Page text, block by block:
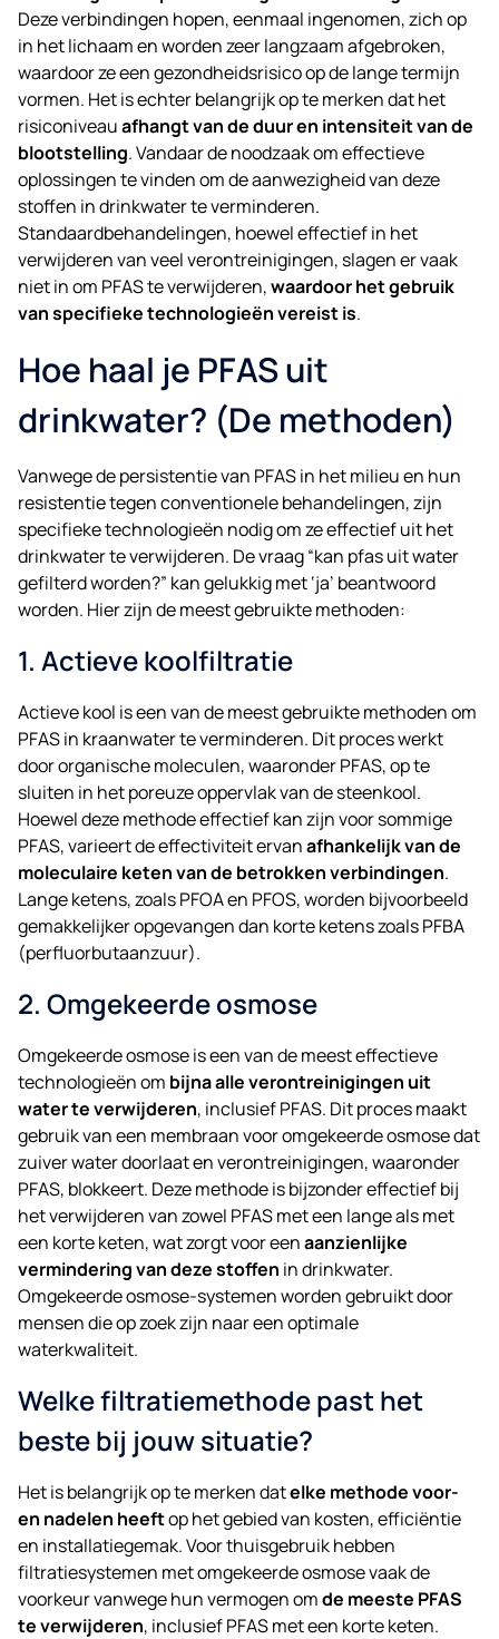
Deze verbindingen hopen, eenmaal ingenomen, zich op
in het lichaam en worden zeer langzaam afgebroken,
waardoor ze een gezondheidsrisico op de lange termijn
vormen. Het is echter belangrijk op te merken dat het
risiconiveauafhangt van de duur en intensiteit van de
blootstelling. Vandaar de noodzaak om effectieve
oplossingen te vinden om de aanwezigheid van deze
stoffen in drinkwater te verminderen.
Standaardbehandelingen, hoewel effectief in het
verwijderen van veel verontreinigingen, slagen er vaak
niet in om PFAS te verwijderen,waardoor het gebruik
van specifieke technologieën vereist is.
Hoe haal je PFAS uit
drinkwater? (De methoden)
Vanwege de persistentie van PFAS in het milieu en hun
resistentie tegen conventionele behandelingen, zijn
specifieke technologieën nodig om ze effectief uit het
drinkwater te verwijderen. De vraag “kan pfas uit water
gefilterd worden?” kan gelukkig met ‘ja’ beantwoord
worden. Hier zijn de meest gebruikte methoden:
1. Actieve koolfiltratie
Actieve kool is een van de meest gebruikte methoden om
PFAS in kraanwater te verminderen. Dit proces werkt
door organische moleculen, waaronder PFAS, op te
sluiten in het poreuze oppervlak van de steenkool.
Hoewel deze methode effectief kan zijn voor sommige
PFAS, varieert de effectiviteit ervanafhankelijk van de
moleculaire keten van de betrokken verbindingen.
Lange ketens, zoals PFOA en PFOS, worden bijvoorbeeld
gemakkelijker opgevangen dan korte ketens zoals PFBA
(perfluorbutaanzuur).
2. Omgekeerde osmose
Omgekeerde osmose is een van de meest effectieve
technologieën om bijna alle verontreinigingen uit
water te verwijderen, inclusief PFAS. Dit proces maakt
gebruik van een membraan voor omgekeerde osmose dat
zuiver water doorlaat en verontreinigingen, waaronder
PFAS, blokkeert. Deze methode is bijzonder effectief bij
het verwijderen van zowel PFAS met een lange als met
een korte keten, wat zorgt voor eenaanzienlijke
vermindering van deze stoffen in drinkwater.
Omgekeerde osmose-systemen worden gebruikt door
mensen die op zoek zijn naar een optimale
waterkwaliteit.
Welke filtratiemethode past het
beste bij jouw situatie?
Het is belangrijk op te merken datelke methode voor-
en nadelen heeftop het gebied van kosten, efficiëntie
en installatiegemak. Voor thuisgebruik hebben
filtratiesystemen met omgekeerde osmose vaak de
voorkeur vanwege hun vermogen omde meeste PFAS
te verwijderen, inclusief PFAS met een korte keten.